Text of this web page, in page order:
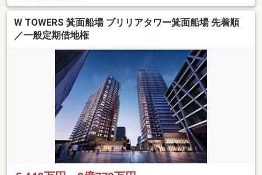
W TOWERS 箕面船場 ブリリアタワー箕面船場 先着順
／一般定期借地権